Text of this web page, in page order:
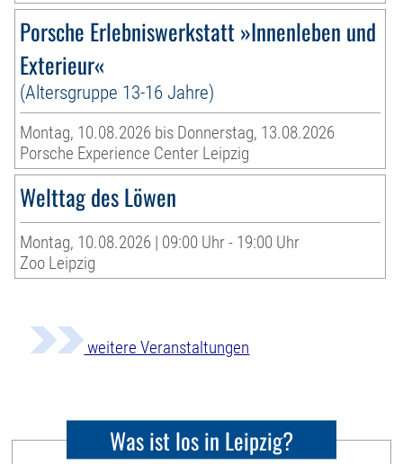
Porsche Erlebniswerkstatt »Innenleben und
Exterieur«
(Altersgruppe 13-16 Jahre)
Montag, 10.08.2026 bis Donnerstag, 13.08.2026
Porsche Experience Center Leipzig
Welttag des Löwen
Montag, 10.08.2026 | 09:00 Uhr - 19:00 Uhr
Zoo Leipzig
weitere Veranstaltungen
Was ist los in Leipzig?